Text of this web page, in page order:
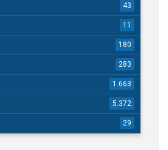
43
11
180
283
1.663
5.372
29